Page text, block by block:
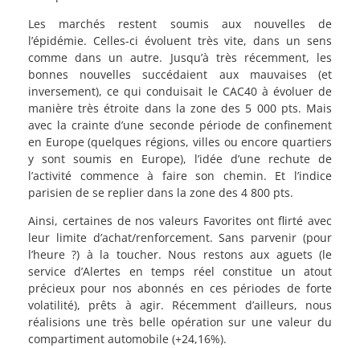
Les marchés restent soumis aux nouvelles de
l’épidémie. Celles-ci évoluent très vite, dans un sens
comme dans un autre. Jusqu’à très récemment, les
bonnes nouvelles succédaient aux mauvaises (et
inversement), ce qui conduisait le CAC40 à évoluer de
manière très étroite dans la zone des 5 000 pts. Mais
avec la crainte d’une seconde période de confinement
en Europe (quelques régions, villes ou encore quartiers
y sont soumis en Europe), l’idée d’une rechute de
l’activité commence à faire son chemin. Et l’indice
parisien de se replier dans la zone des 4 800 pts.
Ainsi, certaines de nos valeurs Favorites ont flirté avec
leur limite d’achat/renforcement. Sans parvenir (pour
l’heure ?) à la toucher. Nous restons aux aguets (le
service d’Alertes en temps réel constitue un atout
précieux pour nos abonnés en ces périodes de forte
volatilité), prêts à agir. Récemment d’ailleurs, nous
réalisions une très belle opération sur une valeur du
compartiment automobile (+24,16%).